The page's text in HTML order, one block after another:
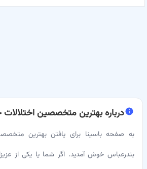
دربارهبهترین متخصصین
به صفحه باسینا برای یافتن بهترین
بندرعباس خوش آمدید. اگر شما یا یکی از